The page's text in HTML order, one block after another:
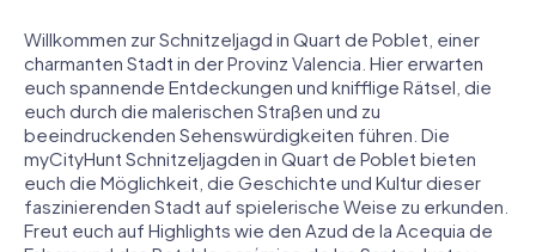
Willkommen zur Schnitzeljagd in Quart de Poblet, einer
charmanten Stadt in der Provinz Valencia. Hier erwarten
euch spannende Entdeckungen und knifflige Rätsel, die
euch durch die malerischen Straßen und zu
beeindruckenden Sehenswürdigkeiten führen. Die
myCityHunt Schnitzeljagden in Quart de Poblet bieten
euch die Möglichkeit, die Geschichte und Kultur dieser
faszinierenden Stadt auf spielerische Weise zu erkunden.
Freut euch auf Highlights wie den Azud de la Acequia de